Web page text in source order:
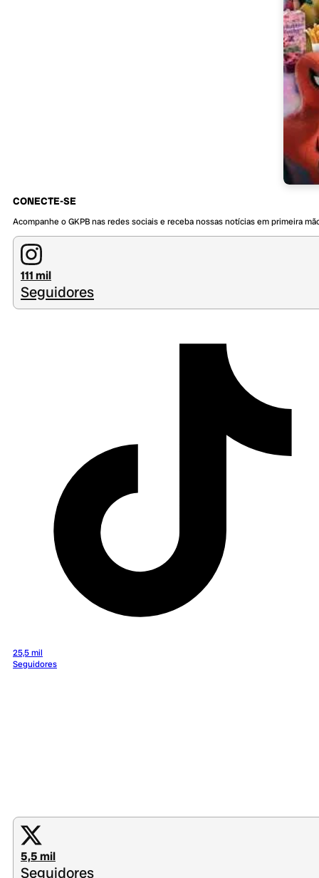
CONECTE-SE
Acompanhe o GKPB nas redes sociais e receba nossas notícias em primeira
111 mil
Seguidores
25,5 mil
Seguidores
5,5 mil
Seguidores